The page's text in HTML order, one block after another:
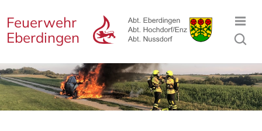
Feuerwehr
Eberdingen